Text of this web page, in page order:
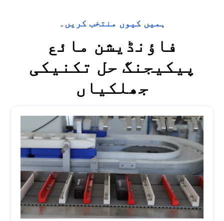
ہمیں کیوں منتخب کریں۔
فاؤنڈیشن مائع
پیکیجنگ حل تکنیکی
جھلکیاں